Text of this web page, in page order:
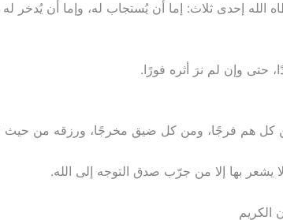
الله إحدى ثلاث: إما أن يُستجاب له، وإما أن يُدخر
حتى وإن لم نرَ أثره فورًا.
كل هم فرجًا، ومن كل ضيق مخرجًا، ورزقه من حيث
يشعر بها إلا من جرّب صدق التوجه إلى الله.
الكريم